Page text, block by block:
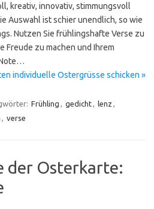
kreativ, innovativ, stimmungsvoll
Auswahl ist schier unendlich, so wie
Nutzen Sie frühlingshafte Verse zu
Freude zu machen und Ihrem
individuelle Ostergrüsse schicken »
Frühling gedicht lenz
verse
der Osterkarte: